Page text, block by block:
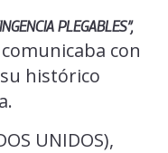
PLEGABLES”,
con
histórico